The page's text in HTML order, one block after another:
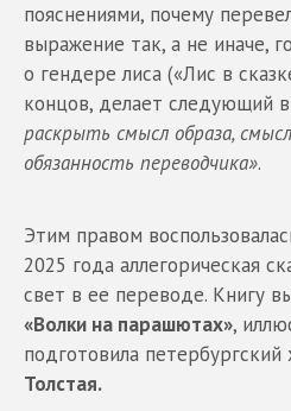
пояснениями, почему
выражение так, а не иначе,
о гендере лиса («Лис в
концов, делает следующий
раскрыть смысл образа,
обязанность переводчика».
Этим правом
2025 года аллегорическая
свет в ее переводе. Книгу
«Волки на парашютах»,
подготовила
Толстая.